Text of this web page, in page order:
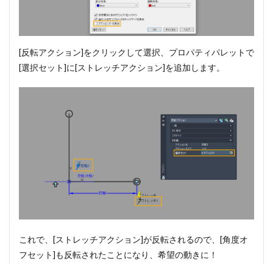
[反転アクション]をクリックして選択、プロパティパレットで
[選択セット]に[ストレッチアクション]を追加します。
これで、[ストレッチアクション]が反転されるので、[角度オ
フセット]も反転されたことになり、希望の動きに！